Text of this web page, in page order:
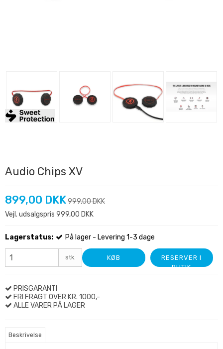
Audio Chips XV
899,00 DKK999,00 DKK
Vejl. udsalgspris 999,00 DKK
Lagerstatus: På lager - Levering 1-3 dage
stk. KØB
RESERVER I
BUTIK
PRISGARANTI
FRI FRAGT OVER KR. 1000,-
ALLE VARER PÅ LAGER
Beskrivelse